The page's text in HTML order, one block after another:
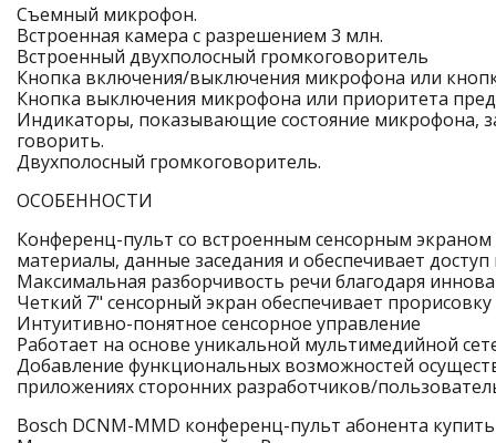
Съемный микрофон.
Встроенная камера с разрешением 3 млн.
Встроенный двухполосный громкоговоритель
Кнопка включения/выключения микрофона или
Кнопка выключения микрофона или приоритета
Индикаторы, показывающие состояние микрофона,
говорить.
Двухполосный громкоговоритель.
ОСОБЕННОСТИ
Конференц-пульт со встроенным сенсорным
материалы, данные заседания и обеспечивает
Максимальная разборчивость речи благодаря
Четкий 7" сенсорный экран обеспечивает
Интуитивно-понятное сенсорное управление
Работает на основе уникальной мультимедийной
Добавление функциональных возможностей
приложениях сторонних разработчиков/
Bosch DCNM-MMD конференц-пульт абонента